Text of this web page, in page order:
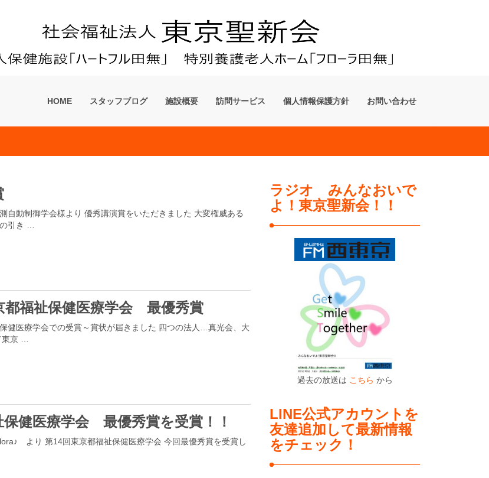
HOME スタッフブログ 施設概要 訪問サービス 個人情報保護方針 お問い合わせ
動制御学会様より 優秀講演賞をいただきました 大変権威ある
引き …
都福祉保健医療学会 最優秀賞
健医療学会での受賞～賞状が届きました 四つの法人…真光会、大
京 …
保健医療学会 最優秀賞を受賞！！
より 第14回東京都福祉保健医療学会 今回最優秀賞を受賞し
ラジオ みんなおいで
よ！東京聖新会！！
過去の放送は こちら から
LINE公式アカウントを
友達追加して最新情報
をチェック！